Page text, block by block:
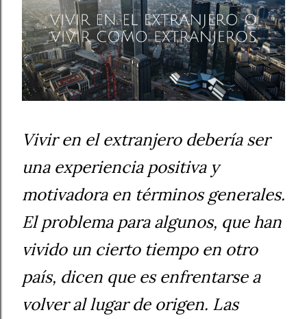
Vivir en el extranjero debería ser
una experiencia positiva y
motivadora en términos generales.
El problema para algunos, que han
vivido un cierto tiempo en otro
país, dicen que es enfrentarse a
volver al lugar de origen. Las